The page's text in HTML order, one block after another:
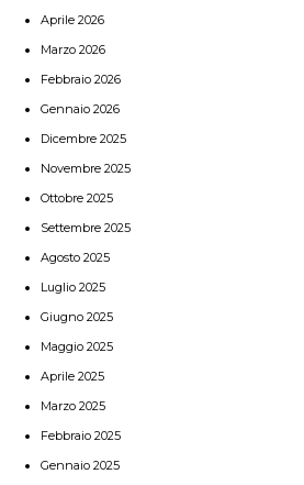
Aprile 2026
Marzo 2026
Febbraio 2026
Gennaio 2026
Dicembre 2025
Novembre 2025
Ottobre 2025
Settembre 2025
Agosto 2025
Luglio 2025
Giugno 2025
Maggio 2025
Aprile 2025
Marzo 2025
Febbraio 2025
Gennaio 2025